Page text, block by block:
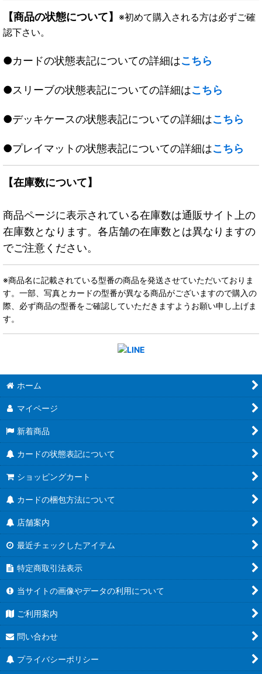
【商品の状態について】 ※初めて購入される方は必ずご確
認下さい。
●カードの状態表記についての詳細はこちら
●スリーブの状態表記についての詳細はこちら
●デッキケースの状態表記についての詳細はこちら
●プレイマットの状態表記についての詳細はこちら
【在庫数について】
商品ページに表示されている在庫数は通販サイト上の
在庫数となります。各店舗の在庫数とは異なりますの
でご注意ください。
※商品名に記載されている型番の商品を発送させていただいておりま
す。一部、写真とカードの型番が異なる商品がございますので購入の
際、必ず商品の型番をご確認していただきますようお願い申し上げま
す。
ホーム
マイページ
新着商品
カードの状態表記について
ショッピングカート
カードの梱包方法について
店舗案内
最近チェックしたアイテム
特定商取引法表示
当サイトの画像やデータの利用について
ご利用案内
問い合わせ
プライバシーポリシー